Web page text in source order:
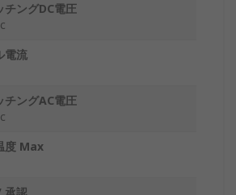
チングDC電圧
電流
チングAC電圧
度 Max